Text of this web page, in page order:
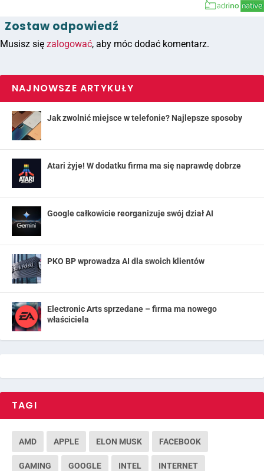
Zostaw odpowiedź
Musisz się zalogować, aby móc dodać komentarz.
NAJNOWSZE ARTYKUŁY
Jak zwolnić miejsce w telefonie? Najlepsze sposoby
Atari żyje! W dodatku firma ma się naprawdę dobrze
Google całkowicie reorganizuje swój dział AI
PKO BP wprowadza AI dla swoich klientów
Electronic Arts sprzedane – firma ma nowego
właściciela
TAGI
AMD APPLE ELON MUSK FACEBOOK
GAMING GOOGLE INTEL INTERNET